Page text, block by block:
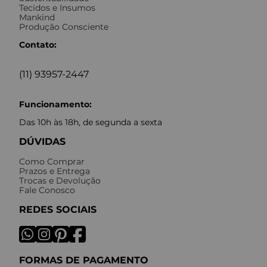
Tecidos e Insumos
Mankind
Produção Consciente
Contato:
(11) 93957-2447
Funcionamento:
Das 10h às 18h, de segunda a sexta
DÚVIDAS
Como Comprar
Prazos e Entrega
Trocas e Devolução
Fale Conosco
REDES SOCIAIS
FORMAS DE PAGAMENTO